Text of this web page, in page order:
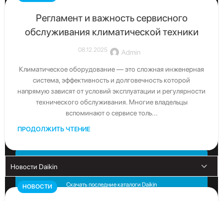
Регламент и важность сервисного
обслуживания климатической техники
08.12.2025 Admin
Климатическое оборудование — это сложная инженерная
система, эффективность и долговечность которой
напрямую зависят от условий эксплуатации и регулярности
технического обслуживания. Многие владельцы
вспоминают о сервисе толь...
ПРОДОЛЖИТЬ ЧТЕНИЕ
Свяжитесь с нами
дистрибьютора Daikin в Узбекистане
Скачать последние каталоги Daikin
НОВОСТИ